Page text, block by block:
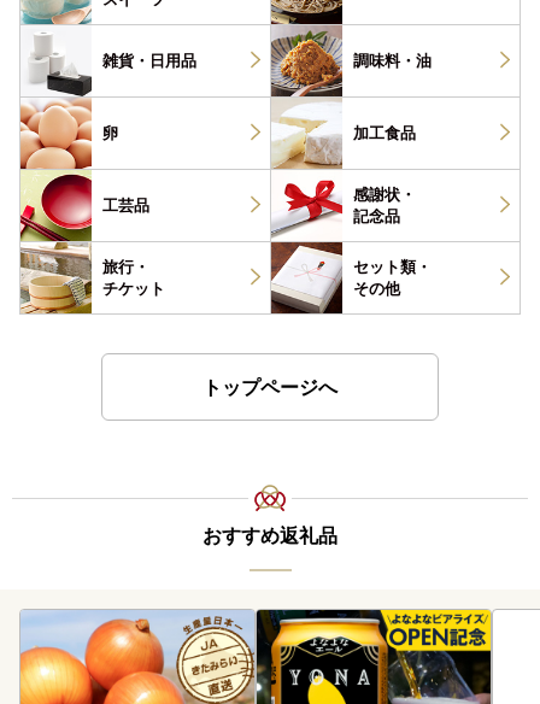
雑貨・ 日用品 調味料・ 油
卵 加工食品
工芸品
感謝状・
記念品
旅行・
チケット
セット類・
その他
トップページへ
おすすめ返礼品